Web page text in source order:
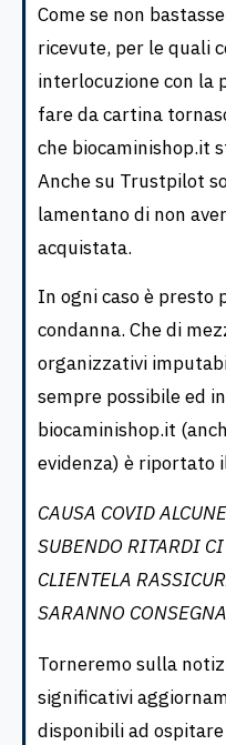
Come se non
ricevute, per le quali
interlocuzione con la
fare da cartina
che biocaminishop.it
Anche su Trustpilot
lamentano di non
acquistata.
In ogni caso è presto
condanna. Che di
organizzativi
sempre possibile ed
biocaminishop.it
evidenza) è riportato
CAUSA COVID
SUBENDO RITARDI
CLIENTELA
SARANNO
Torneremo sulla
significativi
disponibili ad